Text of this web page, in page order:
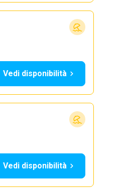
Vedi disponibilità
Vedi disponibilità